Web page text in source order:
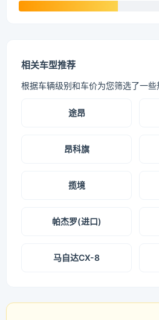
相关车型推荐
根据车辆级别和车价为您筛选了一
途昂
昂科旗
揽境
帕杰罗(进口)
马自达CX-8